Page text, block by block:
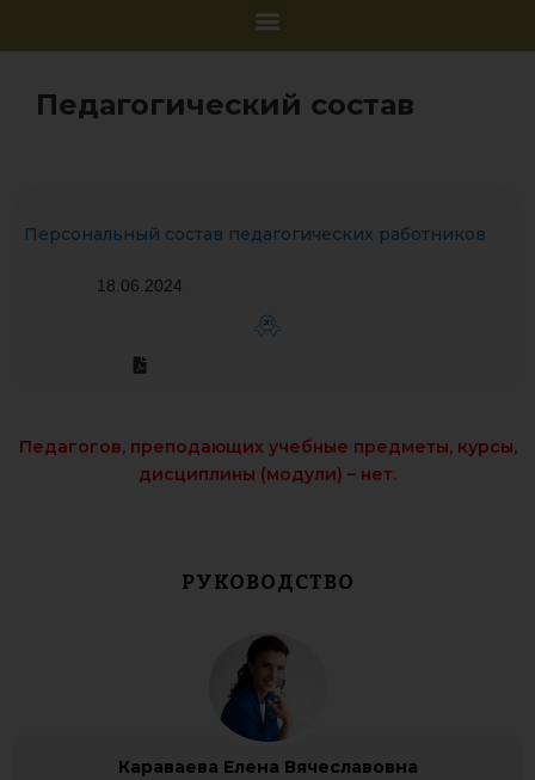
Педагогический состав
Персональный состав педагогических работников
18.06.2024
ЭП
Педагогов, преподающих учебные предметы, курсы,
дисциплины (модули) – нет.
РУКОВОДСТВО
Караваева Елена Вячеславовна